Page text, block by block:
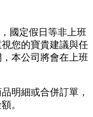
國定假日等非上班
您的寶貴建議與任
本公司將會在上班
明細或合併訂單，
。